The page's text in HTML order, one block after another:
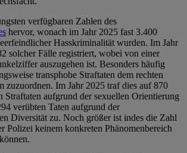
verfügbaren Zahlen des
hervor, wonach im Jahr 2025 fast 3.400
Hasskriminalität wurden. Im Jahr
solcher Fälle registriert, wobei von einer
auszugehen ist. Besonders häufig
transphobe Straftaten dem rechten
zuzuordnen. Im Jahr 2025 traf dies auf 870
Straftaten aufgrund der sexuellen Orientierung
verübten Taten aufgrund der
Diversität zu. Noch größer ist indes die Zahl
Polizei keinem konkreten Phänomenbereich